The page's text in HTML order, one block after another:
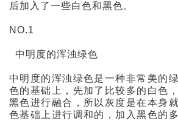
后加入了一些白色和黑色。
NO.1
中明度的浑浊绿色
中明度的浑浊绿色是一种非常美的
色的基础上，先加了比较多的白色
黑色进行融合，所以灰度是在本身
色基础上进行调和的，加入黑色的